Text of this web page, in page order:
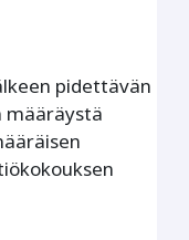
pidettävän
määräystä